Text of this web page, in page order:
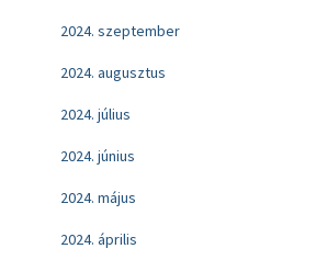
2024. szeptember
2024. augusztus
2024. július
2024. június
2024. május
2024. április